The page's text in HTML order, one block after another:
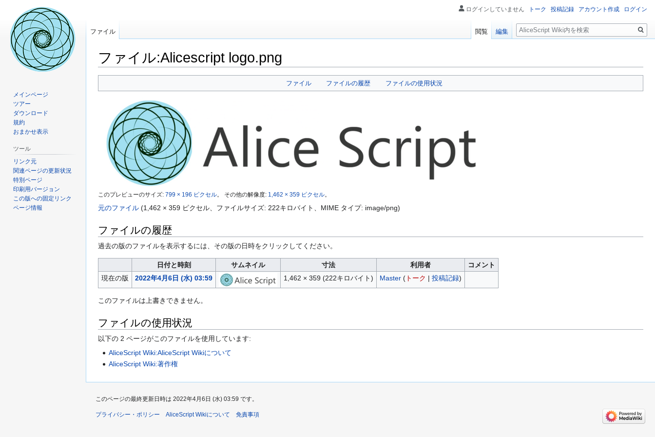
ファイル:Alicescript logo.png
ビ
索
ファイル ファイルの履歴 ファイルの使用状況
このプレビューのサイズ: 799 × 196 ピクセル。 その他の解像度: 1,462 × 359 ピクセル。
元のファイル (1,462 × 359 ピクセル、ファイルサイズ: 222キロバイト、MIME タイプ: image/png)
ファイルの履歴
過去の版のファイルを表示するには、その版の日時をクリックしてください。
日付と時刻 サムネイル 寸法 利用者
コメント
現在の版
2022年4月6日 (水) 03:59 1,462 × 359 (222キロバイト) Master (トーク | 投稿記録)
このファイルは上書きできません。
ファイルの使用状況
以下の​ 2 ページがこのファイルを使用しています:
AliceScript Wiki:AliceScript Wikiについて
AliceScript Wiki:著作権
ログインしていません トーク 投稿記録 アカウント作成 ログイン
ファイル 閲覧 編集
検
索
メインページ
ツアー
ダウンロード
規約
おまかせ表示
ツール
リンク元
関連ページの更新状況
特別ページ
印刷用バージョン
この版への固定リンク
ページ情報
このページの最終更新日時は 2022年4月6日 (水) 03:59 です。
プライバシー・ポリシー AliceScript Wikiについて 免責事項